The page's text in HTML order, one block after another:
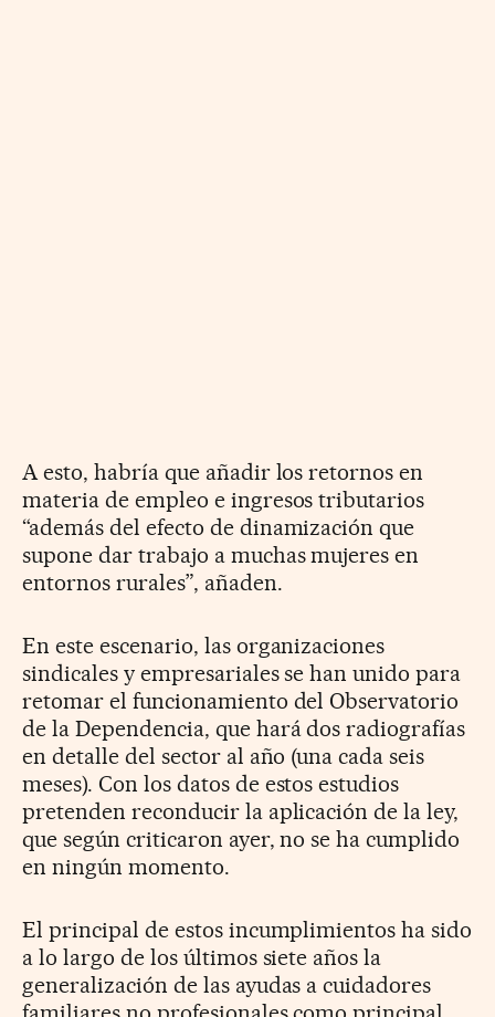
A esto, habría que añadir los retornos en
materia de empleo e ingresos tributarios
“además del efecto de dinamización que
supone dar trabajo a muchas mujeres en
entornos rurales”, añaden.
En este escenario, las organizaciones
sindicales y empresariales se han unido para
retomar el funcionamiento del Observatorio
de la Dependencia, que hará dos radiografías
en detalle del sector al año (una cada seis
meses). Con los datos de estos estudios
pretenden reconducir la aplicación de la ley,
que según criticaron ayer, no se ha cumplido
en ningún momento.
El principal de estos incumplimientos ha sido
a lo largo de los últimos siete años la
generalización de las ayudas a cuidadores